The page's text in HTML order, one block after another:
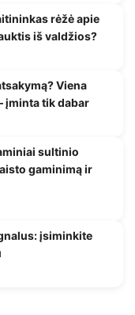
rėžė apie
iš valdžios?
Viena
įminta tik dabar
sultinio
gaminimą ir
įsiminkite